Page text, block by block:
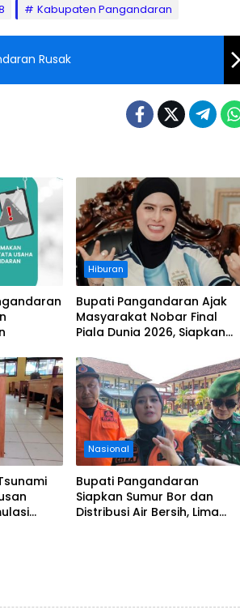
Kabupaten Pangandaran
Rusak
Hiburan
Bupati Pangandaran Ajak
Masyarakat Nobar Final
Piala Dunia 2026, Siapkan
Nasional
Bupati Pangandaran
Siapkan Sumur Bor dan
Distribusi Air Bersih, Lima